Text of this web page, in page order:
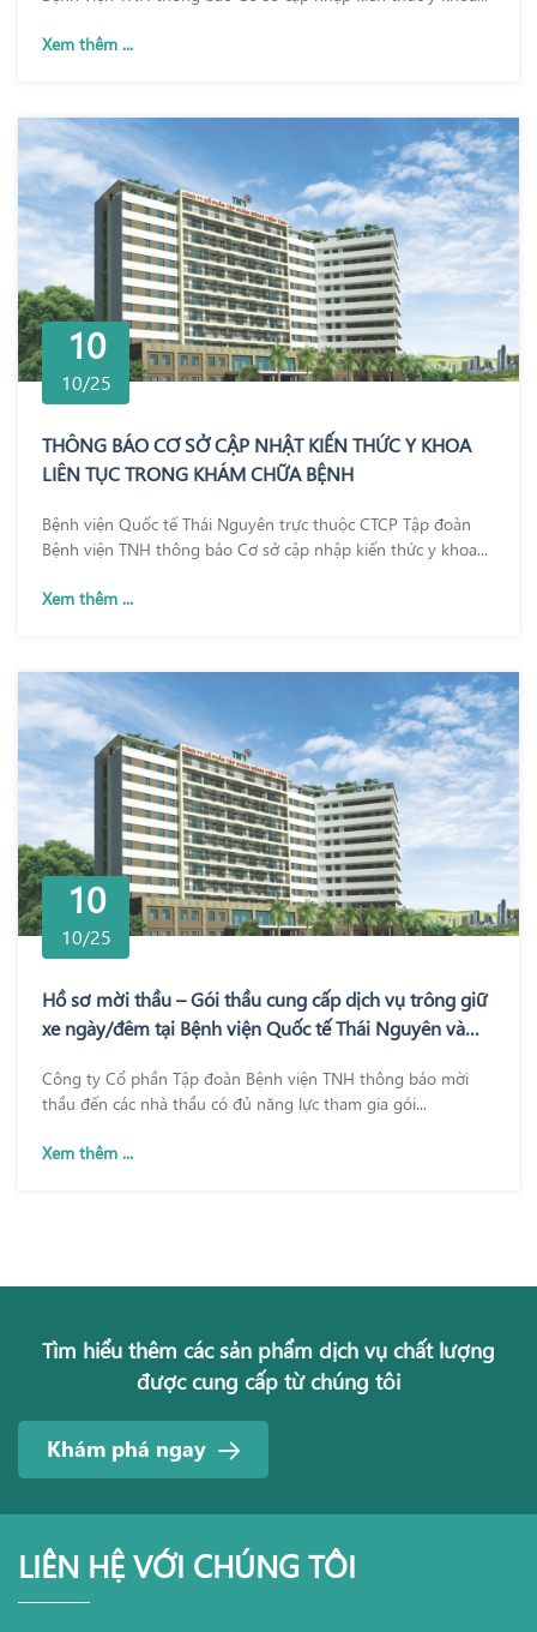
Xem thêm ...
10
10/25
THÔNG BÁO CƠ SỞ CẬP NHẬT KIẾN THỨC Y KHOA
LIÊN TỤC TRONG KHÁM CHỮA BỆNH
Bệnh viện Quốc tế Thái Nguyên trực thuộc CTCP Tập đoàn
Bệnh viện TNH thông báo Cơ sở cập nhập kiến thức y khoa...
Xem thêm ...
10
10/25
Hồ sơ mời thầu – Gói thầu cung cấp dịch vụ trông giữ
xe ngày/đêm tại Bệnh viện Quốc tế Thái Nguyên và
Công ty Cổ phần Tập đoàn Bệnh viện TNH thông báo mời
thầu đến các nhà thầu có đủ năng lực tham gia gói...
Xem thêm ...
Tìm hiểu thêm các sản phẩm dịch vụ chất lượng
được cung cấp từ chúng tôi
Khám phá ngay
LIÊN HỆ VỚI CHÚNG TÔI